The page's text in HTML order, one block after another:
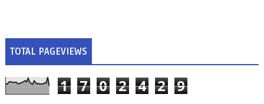
TOTAL PAGEVIEWS
1 7 0 2 4 2 9